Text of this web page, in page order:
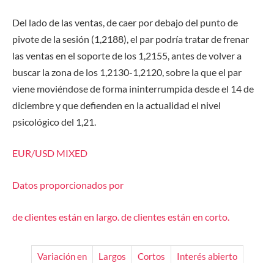
Del lado de las ventas, de caer por debajo del punto de
pivote de la sesión (1,2188), el par podría tratar de frenar
las ventas en el soporte de los 1,2155, antes de volver a
buscar la zona de los 1,2130-1,2120, sobre la que el par
viene moviéndose de forma ininterrumpida desde el 14 de
diciembre y que defienden en la actualidad el nivel
psicológico del 1,21.
EUR/USD MIXED
Datos proporcionados por
de clientes están en largo. de clientes están en corto.
Variación en Largos Cortos Interés abierto